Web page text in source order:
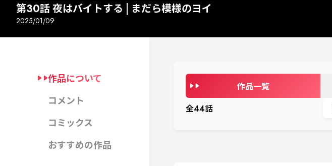
第30話 夜はバイトする | まだら模様のヨイ
2025/01/09
作品について
コメント
コミックス
おすすめの作品
作品一覧
全44話